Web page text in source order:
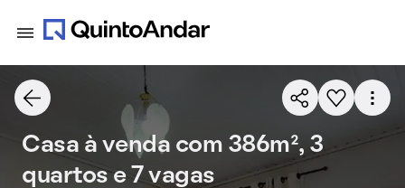
Casa à venda com 386m², 3
quartos e 7 vagas